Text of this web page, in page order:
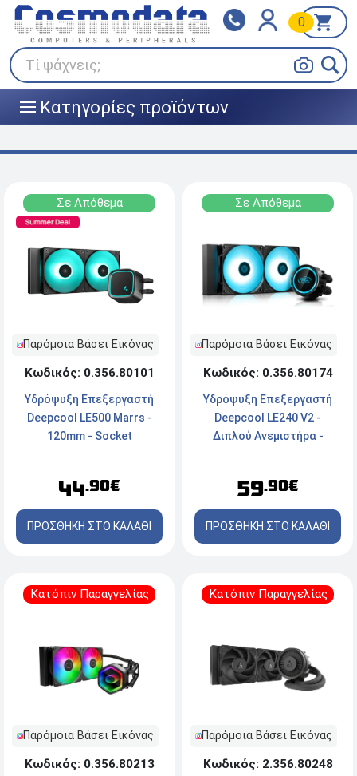
Τί ψάχνεις;
0
||| Κατηγορίες προϊόντων
Klarna
Πληρώστε σε 3
άτοκες δόσεις
BOX NOW
Σε Απόθεμα
Παρόμοια Βάσει Εικόνας
Κωδικός: 0.356.80101
Υδρόψυξη Επεξεργαστή
Deepcool LE500 Marrs -
120mm - Socket
44.90€
ΠΡΟΣΘΗΚΗ ΣΤΟ ΚΑΛΑΘΙ
Σε Απόθεμα
Παρόμοια Βάσει Εικόνας
Κωδικός: 0.356.80174
Υδρόψυξη Επεξεργαστή
Deepcool LE240 V2 -
Διπλού Ανεμιστήρα -
- AM5/AM4
59.90€
ΠΡΟΣΘΗΚΗ ΣΤΟ ΚΑΛΑΘΙ
Κατόπιν Παραγγελίας
Παρόμοια Βάσει Εικόνας
Κωδικός: 0.356.80213
Κατόπιν Παραγγελίας
Παρόμοια Βάσει Εικόνας
Κωδικός: 2.356.80248